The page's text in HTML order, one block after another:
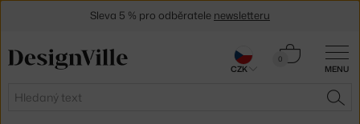
MENU
Hledat
0
Košík
Sleva 5 % pro odběratele newsletteru
CZK